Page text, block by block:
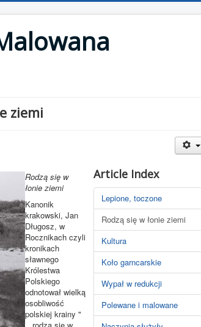
ziemi
Article Index
Lepione, toczone
Rodzą się w łonie ziemi
Kultura
Koło garncarskie
Wypał w redukcji
Polewane i malowane
Rodzą się w
łonie ziemi
Kanonik
krakowski, Jan
Długosz, w
Rocznikach czyli
kronikach
sławnego
Królestwa
Polskiego
odnotował wielką
osobliwość
polskiej krainy "